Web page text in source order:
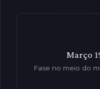
Março
Fase no meio do